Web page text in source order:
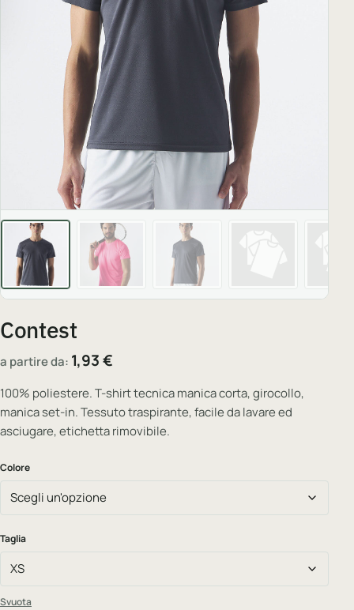
Contest
a partire da: 1,93€
100% poliestere. T-shirt tecnica manica corta, girocollo,
manica set-in. Tessuto traspirante, facile da lavare ed
asciugare, etichetta rimovibile.
Colore
Taglia
Svuota